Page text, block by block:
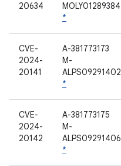
20634
MOLY01289384
*
CVE-
2024-
20141
A-381773173
M-
ALPS09291402
*
CVE-
2024-
20142
A-381773175
M-
ALPS09291406
*